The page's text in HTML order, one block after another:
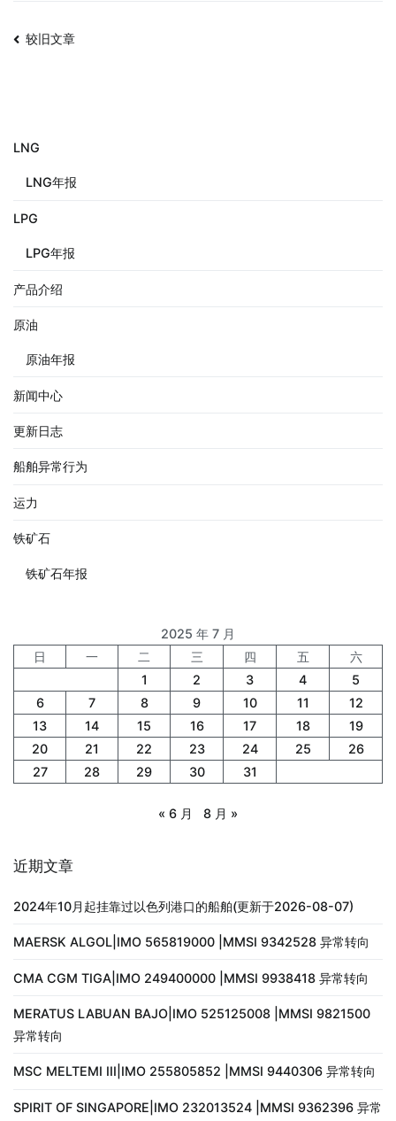
较旧文章
LNG
LNG年报
LPG
LPG年报
产品介绍
原油
原油年报
新闻中心
更新日志
船舶异常行为
运力
铁矿石
铁矿石年报
2025 年 7 月
日
一 二 三 四 五
六
1
2 3 4
5
6
7 8 9 10 11
12
13
14 15 16 17 18
19
20
21 22 23 24 25
26
27
28 29 30 31
« 6 月 8 月 »
近期文章
2024年10月起挂靠过以色列港口的船舶(更新于2026-08-07)
MAERSK ALGOL|IMO 565819000 |MMSI 9342528 异常转向
CMA CGM TIGA|IMO 249400000 |MMSI 9938418 异常转向
MERATUS LABUAN BAJO|IMO 525125008 |MMSI 9821500
异常转向
MSC MELTEMI III|IMO 255805852 |MMSI 9440306 异常转向
SPIRIT OF SINGAPORE|IMO 232013524 |MMSI 9362396 异常